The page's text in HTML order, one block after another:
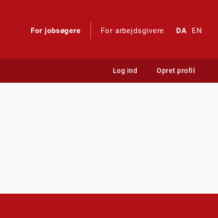
For jobsøgere For arbejdsgivere DA EN
Log ind Opret profil